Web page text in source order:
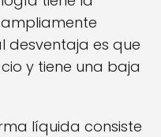
desventaja es que
y tiene una baja
líquida consiste